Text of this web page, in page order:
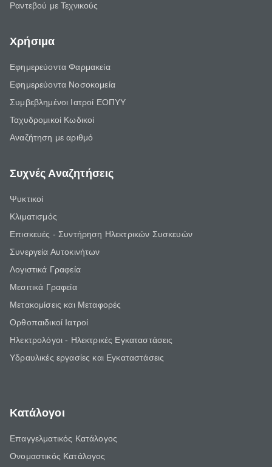
Ραντεβού με Τεχνικούς
Χρήσιμα
Εφημερεύοντα Φαρμακεία
Εφημερεύοντα Νοσοκομεία
Συμβεβλημένοι Ιατροί ΕΟΠΥΥ
Ταχυδρομικοί Κωδικοί
Αναζήτηση με αριθμό
Συχνές Αναζητήσεις
Ψυκτικοί
Κλιματισμός
Επισκευές - Συντήρηση Ηλεκτρικών Συσκευών
Συνεργεία Αυτοκινήτων
Λογιστικά Γραφεία
Μεσιτικά Γραφεία
Μετακομίσεις και Μεταφορές
Ορθοπαιδικοί Ιατροί
Ηλεκτρολόγοι - Ηλεκτρικές Εγκαταστάσεις
Υδραυλικές εργασίες και Εγκαταστάσεις
Κατάλογοι
Επαγγελματικός Κατάλογος
Ονομαστικός Κατάλογος